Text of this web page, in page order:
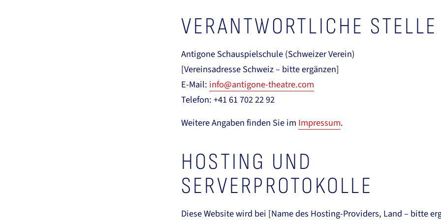
VERANTWORTLICHE STELLE
Antigone Schauspielschule (Schweizer Verein)
[Vereinsadresse Schweiz – bitte ergänzen]
E-Mail: info@antigone-theatre.com
Telefon: +41 61 702 22 92
Weitere Angaben finden Sie im Impressum.
HOSTING UND
SERVERPROTOKOLLE
Diese Website wird bei [Name des Hosting-Providers, Land – bitte